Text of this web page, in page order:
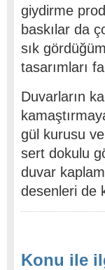
giydirme
baskılar da
sık
tasarımları
Duvarların
gül kurusu
sert dokulu
duvar
desenleri de
Konu ile